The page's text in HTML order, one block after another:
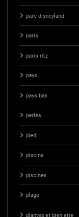
parc disneyland
paris
paris ritz
pays
pays bas
perles
pied
piscine
piscines
plage
plantes et bien etre